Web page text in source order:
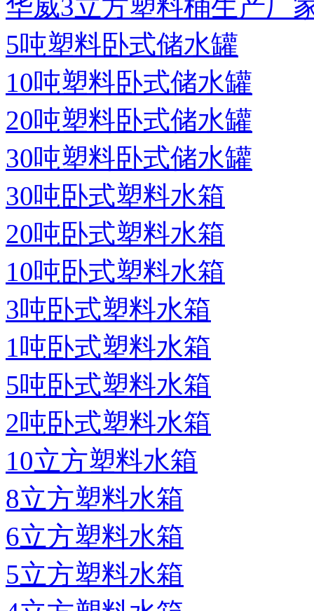
华威3立方塑料桶生产厂
5吨塑料卧式储水罐
10吨塑料卧式储水罐
20吨塑料卧式储水罐
30吨塑料卧式储水罐
30吨卧式塑料水箱
20吨卧式塑料水箱
10吨卧式塑料水箱
3吨卧式塑料水箱
1吨卧式塑料水箱
5吨卧式塑料水箱
2吨卧式塑料水箱
10立方塑料水箱
8立方塑料水箱
6立方塑料水箱
5立方塑料水箱